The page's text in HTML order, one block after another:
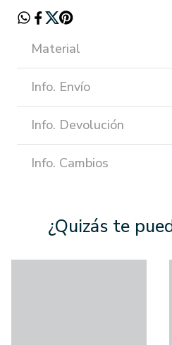
Material
Info. Envío
Info. Devolución
Info. Cambios
¿Quizás te